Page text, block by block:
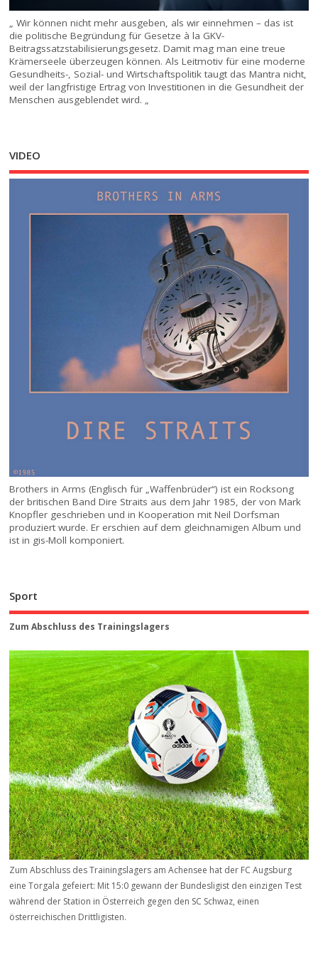
„ Wir können nicht mehr ausgeben, als wir einnehmen – das ist
die politische Begründung für Gesetze à la GKV-
Beitragssatzstabilisierungsgesetz. Damit mag man eine treue
Krämerseele überzeugen können. Als Leitmotiv für eine moderne
Gesundheits-, Sozial- und Wirtschaftspolitik taugt das Mantra nicht,
weil der langfristige Ertrag von Investitionen in die Gesundheit der
Menschen ausgeblendet wird. „
VIDEO
Brothers in Arms (Englisch für „Waffenbrüder“) ist ein Rocksong
der britischen Band Dire Straits aus dem Jahr 1985, der von Mark
Knopfler geschrieben und in Kooperation mit Neil Dorfsman
produziert wurde. Er erschien auf dem gleichnamigen Album und
ist in gis-Moll komponiert.
Sport
Zum Abschluss des Trainingslagers
Zum Abschluss des Trainingslagers am Achensee hat der FC Augsburg
eine Torgala gefeiert: Mit 15:0 gewann der Bundesligist den einzigen Test
während der Station in Österreich gegen den SC Schwaz, einen
österreichischen Drittligisten.